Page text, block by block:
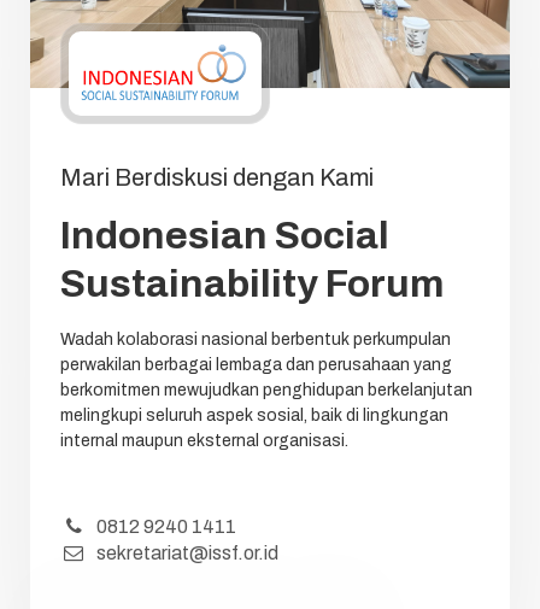
Mari Berdiskusi dengan Kami
Indonesian Social
Sustainability Forum
Wadah kolaborasi nasional berbentuk perkumpulan
perwakilan berbagai lembaga dan perusahaan yang
berkomitmen mewujudkan penghidupan berkelanjutan
melingkupi seluruh aspek sosial, baik di lingkungan
internal maupun eksternal organisasi.
0812 9240 1411
sekretariat@issf.or.id